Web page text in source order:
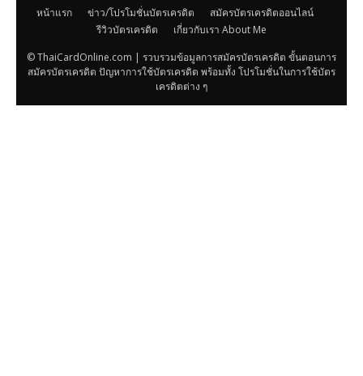
หน้าแรก ข่าว/โปรโมชั่นบัตรเครดิต
สมัครบัตรเครดิตออนไลน์
รีวิวบัตรเครดิต
เกี่ยวกับเรา About Me
© ThaiCardOnline.com | รวบรวมข้อมูลการสมัครบัตรเครดิต ขั้นตอนการ
สมัครบัตรเครดิต ปัญหาการใช้บัตรเครดิต พร้อมทั้ง โปรโมชั่นในการใช้บัตร
เครดิตต่าง ๆ